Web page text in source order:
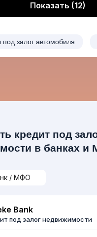
Показать (12)
под залог автомобиля
кредит под
в банках
Bank
под залог недвижимости